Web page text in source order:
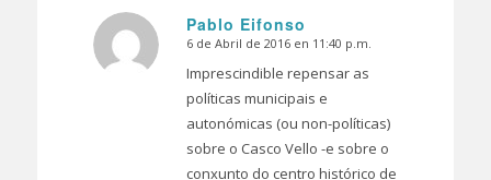
Pablo Eifonso
Dice:
6 de Abril de 2016 en 11:40 p.m.
Imprescindible repensar as
políticas municipais e
autonómicas (ou non-políticas)
sobre o Casco Vello -e sobre o
conxunto do centro histórico de